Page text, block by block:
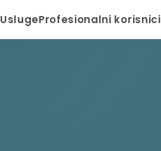
UslugeProfesionalni korisnici